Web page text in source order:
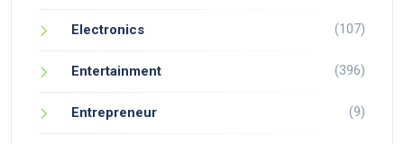
Electronics (107)
Entertainment (396)
Entrepreneur (9)